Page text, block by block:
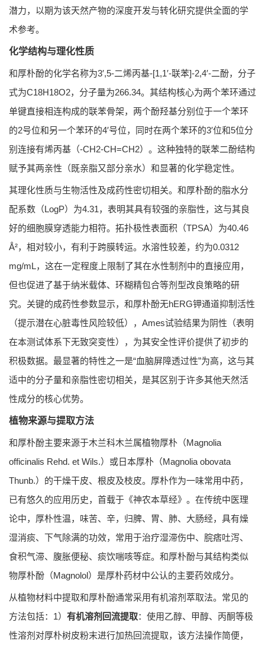
潜力，以期为该天然产物的深度开发与转化研究提供全面的学
术参考。
化学结构与理化性质
和厚朴酚的化学名称为3′,5-二烯丙基-[1,1′-联苯]-2,4′-二酚，分子
式为C18H18O2，分子量为266.34。其结构核心为两个苯环通过
单键直接相连构成的联苯骨架，两个酚羟基分别位于一个苯环
的2号位和另一个苯环的4′号位，同时在两个苯环的3′位和5位分
别连接有烯丙基（-CH2-CH=CH2）。这种独特的联苯二酚结构
赋予其两亲性（既亲脂又部分亲水）和显著的化学稳定性。
其理化性质与生物活性及成药性密切相关。和厚朴酚的脂水分
配系数（LogP）为4.31，表明其具有较强的亲脂性，这与其良
好的细胞膜穿透能力相符。拓扑极性表面积（TPSA）为40.46
Å²，相对较小，有利于跨膜转运。水溶性较差，约为0.0312
mg/mL，这在一定程度上限制了其在水性制剂中的直接应用，
但也促进了基于纳米载体、环糊精包合等剂型改良策略的研
究。关键的成药性参数显示，和厚朴酚无hERG钾通道抑制活性
（提示潜在心脏毒性风险较低），Ames试验结果为阴性（表明
在本测试体系下无致突变性），为其安全性评价提供了初步的
积极数据。最显著的特性之一是“血脑屏障透过性”为高，这与其
适中的分子量和亲脂性密切相关，是其区别于许多其他天然活
性成分的核心优势。
植物来源与提取方法
和厚朴酚主要来源于木兰科木兰属植物厚朴（Magnolia
officinalis Rehd. et Wils.）或日本厚朴（Magnolia obovata
Thunb.）的干燥干皮、根皮及枝皮。厚朴作为一味常用中药，
已有悠久的应用历史，首载于《神农本草经》。在传统中医理
论中，厚朴性温，味苦、辛，归脾、胃、肺、大肠经，具有燥
湿消痰、下气除满的功效，常用于治疗湿滞伤中、脘痞吐泻、
食积气滞、腹胀便秘、痰饮喘咳等症。和厚朴酚与其结构类似
物厚朴酚（Magnolol）是厚朴药材中公认的主要药效成分。
从植物材料中提取和厚朴酚通常采用有机溶剂萃取法。常见的
方法包括：1） 有机溶剂回流提取：使用乙醇、甲醇、丙酮等极
性溶剂对厚朴树皮粉末进行加热回流提取，该方法操作简便，